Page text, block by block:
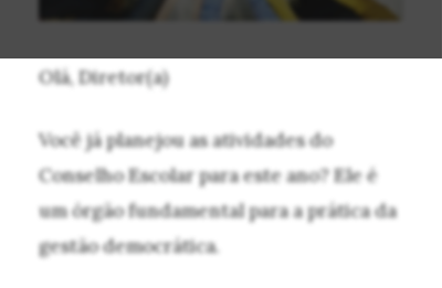
Olá, Diretor(a)
Você já planejou as atividades do
Conselho Escolar para este ano? Ele é
um órgão fundamental para a prática da
gestão democrática.